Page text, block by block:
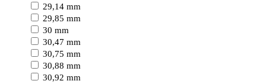
29,14 mm
29,85 mm
30 mm
30,47 mm
30,75 mm
30,88 mm
30,92 mm